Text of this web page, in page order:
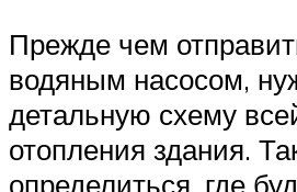
Прежде чем
водяным насосом,
детальную схему
отопления здания.
определиться, где